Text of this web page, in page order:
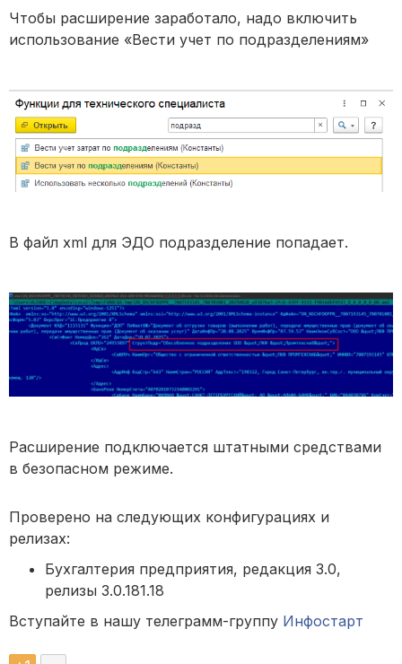
Чтобы расширение заработало, надо включить
использование «Вести учет по подразделениям»
В файл xml для ЭДО подразделение попадает.
Расширение подключается штатными средствами
в безопасном режиме.
Проверено на следующих конфигурациях и
релизах:
Бухгалтерия предприятия, редакция 3.0,
релизы 3.0.181.18
Вступайте в нашу телеграмм-группу Инфостарт